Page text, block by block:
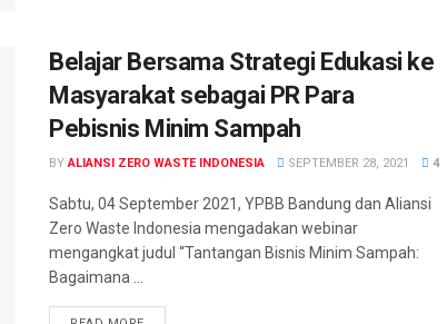
Belajar Bersama Strategi Edukasi ke
Masyarakat sebagai PR Para
Pebisnis Minim Sampah
BY ALIANSI ZERO WASTE INDONESIA SEPTEMBER 28, 2021 4
Sabtu, 04 September 2021, YPBB Bandung dan Aliansi
Zero Waste Indonesia mengadakan webinar
mengangkat judul “Tantangan Bisnis Minim Sampah:
Bagaimana ...